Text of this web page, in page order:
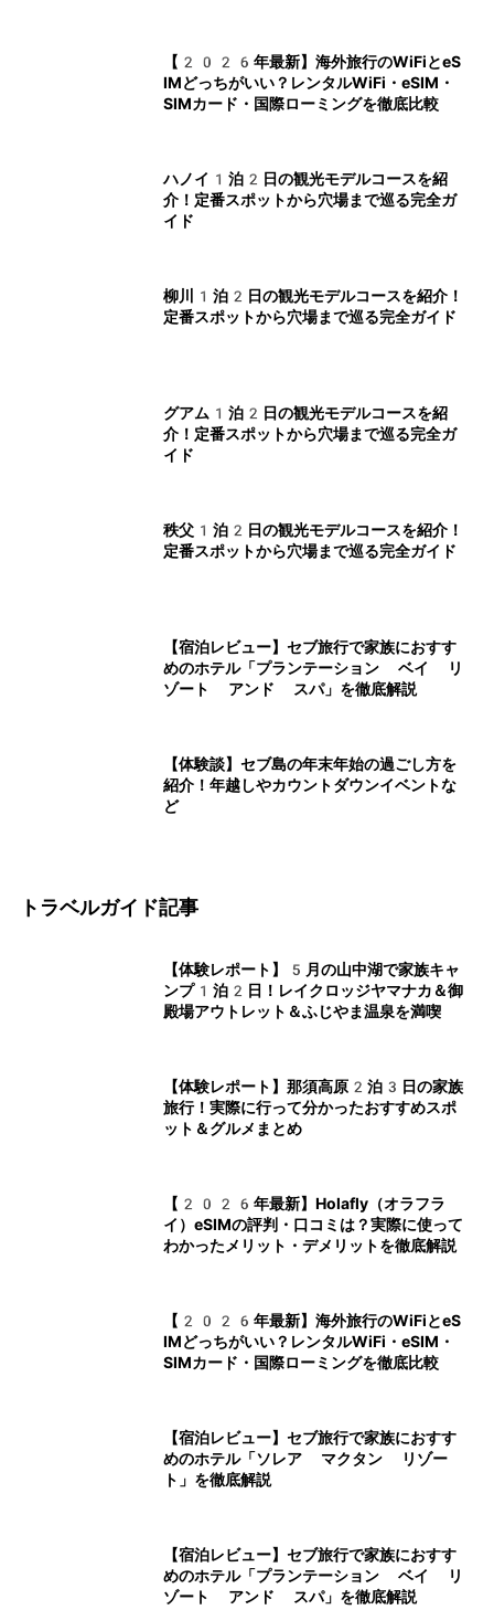
【2026年最新】海外旅行のWiFiとeS
IMどっちがいい？レンタルWiFi・eSIM・
SIMカード・国際ローミングを徹底比較
ハノイ1泊2日の観光モデルコースを紹
介！定番スポットから穴場まで巡る完全ガ
イド
柳川1泊2日の観光モデルコースを紹介！
定番スポットから穴場まで巡る完全ガイド
グアム1泊2日の観光モデルコースを紹
介！定番スポットから穴場まで巡る完全ガ
イド
秩父1泊2日の観光モデルコースを紹介！
定番スポットから穴場まで巡る完全ガイド
【宿泊レビュー】セブ旅行で家族におすす
めのホテル「プランテーション ベイ リ
ゾート アンド スパ」を徹底解説
【体験談】セブ島の年末年始の過ごし方を
紹介！年越しやカウントダウンイベントな
ど
トラベルガイド記事
【体験レポート】5月の山中湖で家族キャ
ンプ1泊2日！レイクロッジヤマナカ＆御
殿場アウトレット＆ふじやま温泉を満喫
【体験レポート】那須高原2泊3日の家族
旅行！実際に行って分かったおすすめスポ
ット＆グルメまとめ
【2026年最新】Holafly（オラフラ
イ）eSIMの評判・口コミは？実際に使って
わかったメリット・デメリットを徹底解説
【2026年最新】海外旅行のWiFiとeS
IMどっちがいい？レンタルWiFi・eSIM・
SIMカード・国際ローミングを徹底比較
【宿泊レビュー】セブ旅行で家族におすす
めのホテル「ソレア マクタン リゾー
ト」を徹底解説
【宿泊レビュー】セブ旅行で家族におすす
めのホテル「プランテーション ベイ リ
ゾート アンド スパ」を徹底解説